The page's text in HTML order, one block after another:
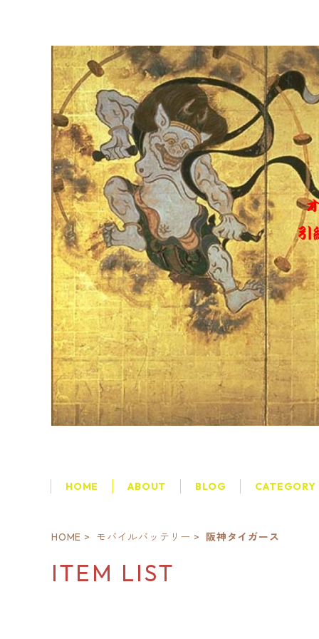
HOME ABOUT BLOG CATEGORY
HOME モバイルバッテリー 阪神タイガース
ITEM LIST